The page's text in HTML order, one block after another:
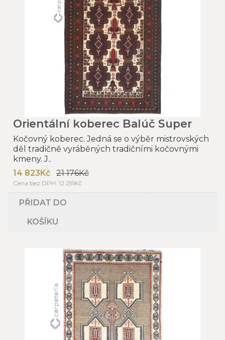
Orientální koberec Balúč Super
Kočovný koberec. Jedná se o výběr mistrovských
děl tradičně vyráběných tradičními kočovnými
kmeny. J..
14 823Kč
21 176Kč
Cena bez DPH: 12 251Kč
PŘIDAT DO
KOŠÍKU